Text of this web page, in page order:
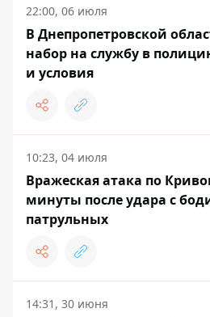
22:00, 06 июля
В Днепропетровской
набор на службу в
и условия
10:23, 04 июля
Вражеская атака по
минуты после удара с
патрульных
14:31, 30 июня